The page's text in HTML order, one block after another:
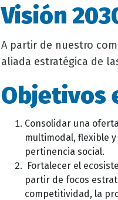
Visión
A partir de nuestro
aliada estratégica de
Objetivos
Consolidar una
multimodal, flexible
pertinencia social.
Fortalecer el
partir de focos
competitividad, la